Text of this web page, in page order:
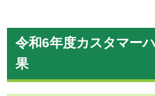
令和6年度カスタマー
果